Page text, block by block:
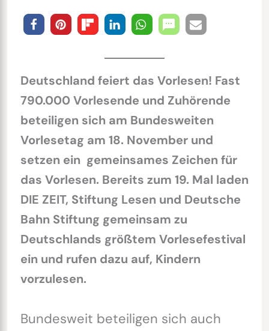
Deutschland feiert das Vorlesen! Fast
790.000 Vorlesende und Zuhörende
beteiligen sich am Bundesweiten
Vorlesetag am 18. November und
setzen ein gemeinsames Zeichen für
das Vorlesen. Bereits zum 19. Mal laden
DIE ZEIT, Stiftung Lesen und Deutsche
Bahn Stiftung gemeinsam zu
Deutschlands größtem Vorlesefestival
ein und rufen dazu auf, Kindern
vorzulesen.
Bundesweit beteiligen sich auch